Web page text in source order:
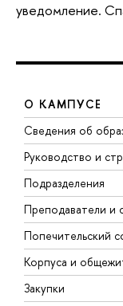
уведомление.
О КАМПУСЕ
Сведения об
Руководство и
Подразделения
Преподаватели и
Попечительский
Корпуса и
Закупки